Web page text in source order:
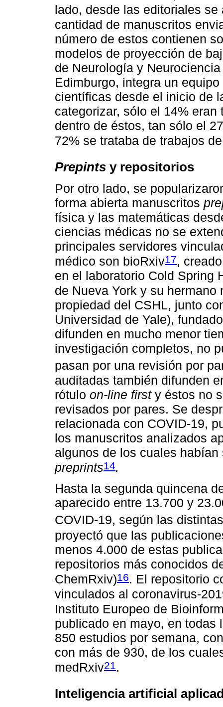
lado, desde las editoriales
cantidad de manuscritos
número de estos contienen
modelos de proyección de
de Neurología y
Edimburgo, integra un
científicas desde el inicio de
categorizar, sólo el 14%
dentro de éstos, tan sólo el
72% se trataba de trabajos
Prepints y repositorios
Por otro lado, se
forma abierta manuscritos
física y las matemáticas
ciencias médicas no se
principales servidores
médico son bioRxiv17,
en el laboratorio Cold Spring
de Nueva York y su hermano
propiedad del CSHL, junto
Universidad de Yale),
difunden en mucho menor
investigación completos, no
pasan por una revisión por
auditadas también difunden
rótulo on-line firsty éstos no
revisados por pares. Se
relacionada con COVID-19,
los manuscritos analizados
algunos de los cuales
preprints14.
Hasta la segunda quincena
aparecido entre 13.700 y
COVID-19, según las
proyectó que las
menos 4.000 de estas
repositorios más conocidos
ChemRxiv)16. El repositorio
vinculados al coronavirus-
Instituto Europeo de
publicado en mayo, en todas
850 estudios por semana,
con más de 930, de los
medRxiv21.
Inteligencia artificial